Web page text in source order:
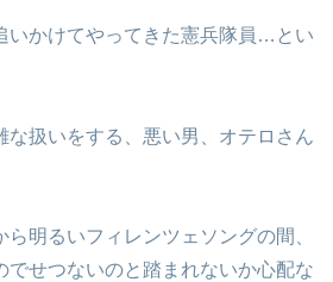
いかけてやってきた憲兵隊員…とい
な扱いをする、悪い男、オテロさん
明るいフィレンツェソングの間、
でせつないのと踏まれないか心配な